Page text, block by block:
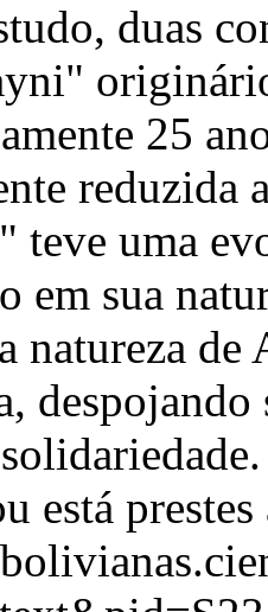
duas
25
uma
em sua
natureza
está prestes